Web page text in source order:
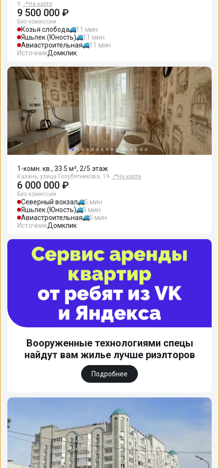
9 📍 На карте
9 500 000 ₽
Без комиссии
Козья слобода
11 мин
Яшьлек (Юность)
11 мин
Авиастроительная
11 мин
ИсточникДомклик
1-комн. кв., 33.5 м², 2/5 этаж
Казань, улица Голубятникова, 19 📍 На карте
6 000 000 ₽
Без комиссии
Северный вокзал
5 мин
Яшьлек (Юность)
5 мин
Авиастроительная
5 мин
ИсточникДомклик
Вооруженные технологиями спецы
найдут вам жилье лучше риэлторов
Подробнее